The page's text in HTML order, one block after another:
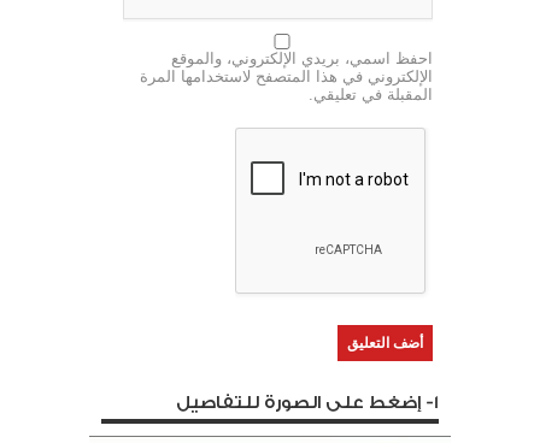
احفظ اسمي، بريدي الإلكتروني، والموقع
الإلكتروني في هذا المتصفح لاستخدامها المرة
المقبلة في تعليقي.
1- إضغط على الصورة للتفاصيل